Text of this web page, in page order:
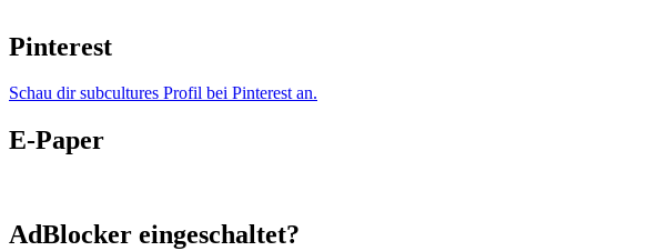
Pinterest
Schau dir subcultures Profil bei Pinterest an.
E-Paper
AdBlocker eingeschaltet?